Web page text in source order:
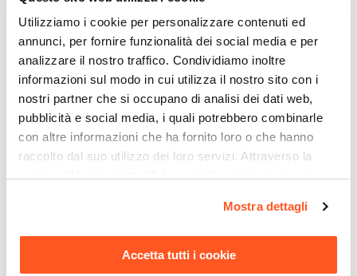
Utilizziamo i cookie per personalizzare contenuti ed
annunci, per fornire funzionalità dei social media e per
analizzare il nostro traffico. Condividiamo inoltre
informazioni sul modo in cui utilizza il nostro sito con i
nostri partner che si occupano di analisi dei dati web,
pubblicità e social media, i quali potrebbero combinarle
con altre informazioni che ha fornito loro o che hanno
raccolto dal suo utilizzo dei loro servizi. Attraverso la
momento. Per maggiori informazioni si invita a leggere la
Mostra dettagli
Accetta tutti i cookie
No
Colore Seduta
Grigio
Colore Struttura
Cromo
Materiale Seduta
Similpelle
Materiale Struttura
Appendiabiti in metallo
Tappeto 300x200 cm
disegno diamanti in cotone